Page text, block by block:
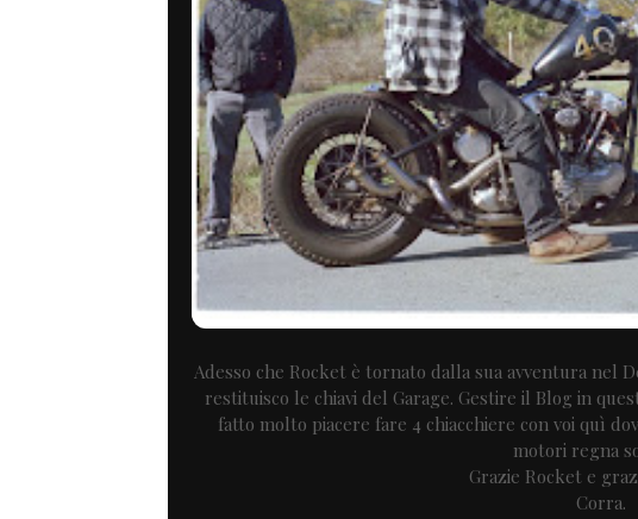
Adesso che Rocket è tornato dalla sua avventura nel
restituisco le chiavi del Garage. Gestire il Blog in
fatto molto piacere fare 4 chiacchiere con voi quì
motori regna
Grazie Rocket e
Corra.